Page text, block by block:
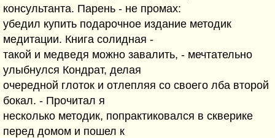
консультанта. Парень - не промах:
убедил купить подарочное издание методик
медитации. Книга солидная -
такой и медведя можно завалить, - мечтательно
улыбнулся Кондрат, делая
очередной глоток и отлепляя со своего лба второй
бокал. - Прочитал я
несколько методик, попрактиковался в скверике
перед домом и пошел к